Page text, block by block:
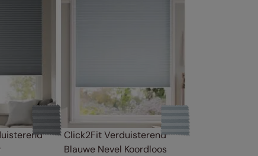
Click2Fit Verduisterend
Blauwe Nevel Koordloos